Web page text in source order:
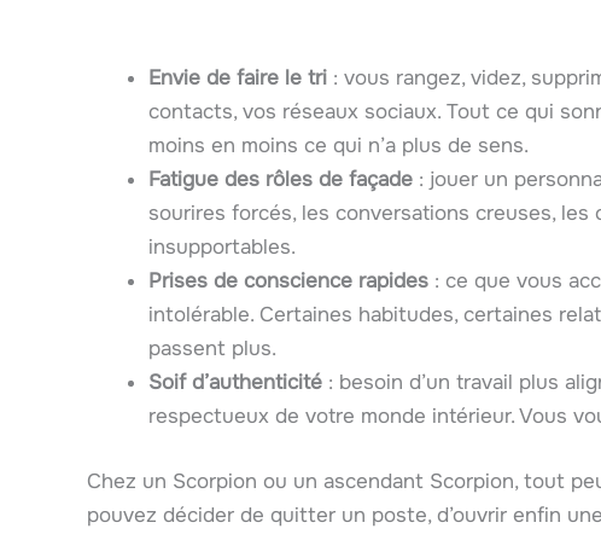
Envie de faire le tri : vous rangez, videz,
contacts, vos réseaux sociaux. Tout ce qui
moins en moins ce qui n’a plus de sens.
Fatigue des rôles de façade : jouer un
sourires forcés, les conversations creuses,
insupportables.
Prises de conscience rapides : ce que vous
intolérable. Certaines habitudes, certaines
passent plus.
Soif d’authenticité : besoin d’un travail plus
respectueux de votre monde intérieur. Vous
Chez un Scorpion ou un ascendant Scorpion, tout
pouvez décider de quitter un poste, d’ouvrir enfin